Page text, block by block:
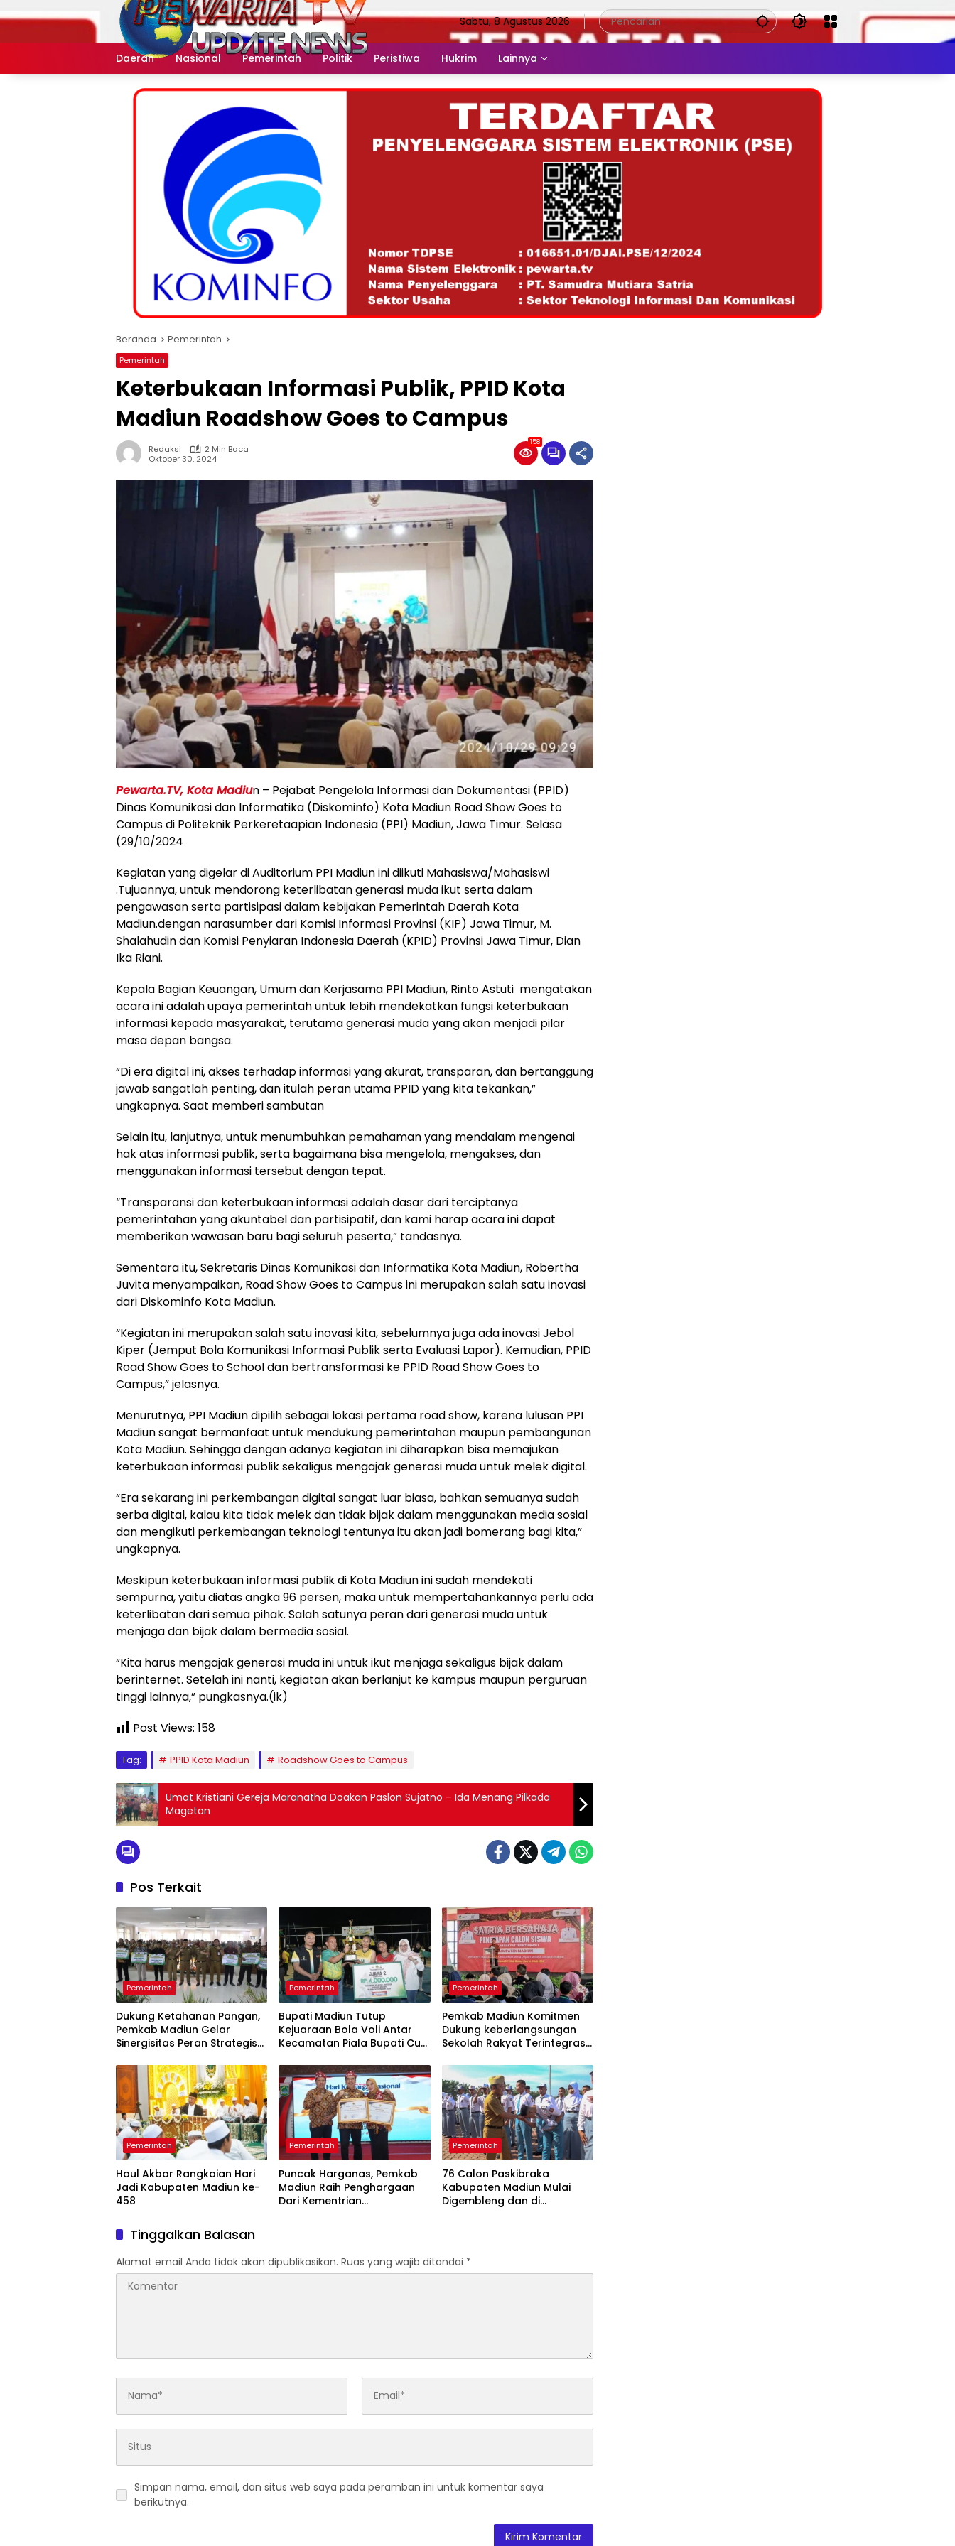
ke
Sabtu, 8 Agustus 2026
Daerah Nasional Pemerintah Politik Peristiwa Hukrim Lainnya
Beranda Pemerintah
Pemerintah
Keterbukaan Informasi Publik, PPID Kota
Madiun Roadshow Goes to Campus
Redaksi
2 Min Baca
Oktober 30, 2024
158
Pewarta.TV, Kota Madiun – Pejabat Pengelola Informasi dan Dokumentasi (PPID)
Dinas Komunikasi dan Informatika (Diskominfo) Kota Madiun Road Show Goes to
Campus di Politeknik Perkeretaapian Indonesia (PPI) Madiun, Jawa Timur. Selasa
(29/10/2024
Kegiatan yang digelar di Auditorium PPI Madiun ini diikuti Mahasiswa/Mahasiswi
.Tujuannya, untuk mendorong keterlibatan generasi muda ikut serta dalam
pengawasan serta partisipasi dalam kebijakan Pemerintah Daerah Kota
Madiun.dengan narasumber dari Komisi Informasi Provinsi (KIP) Jawa Timur, M.
Shalahudin dan Komisi Penyiaran Indonesia Daerah (KPID) Provinsi Jawa Timur, Dian
Ika Riani.
Kepala Bagian Keuangan, Umum dan Kerjasama PPI Madiun, Rinto Astuti mengatakan
acara ini adalah upaya pemerintah untuk lebih mendekatkan fungsi keterbukaan
informasi kepada masyarakat, terutama generasi muda yang akan menjadi pilar
masa depan bangsa.
“Di era digital ini, akses terhadap informasi yang akurat, transparan, dan bertanggung
jawab sangatlah penting, dan itulah peran utama PPID yang kita tekankan,”
ungkapnya. Saat memberi sambutan
Selain itu, lanjutnya, untuk menumbuhkan pemahaman yang mendalam mengenai
hak atas informasi publik, serta bagaimana bisa mengelola, mengakses, dan
menggunakan informasi tersebut dengan tepat.
“Transparansi dan keterbukaan informasi adalah dasar dari terciptanya
pemerintahan yang akuntabel dan partisipatif, dan kami harap acara ini dapat
memberikan wawasan baru bagi seluruh peserta,” tandasnya.
Sementara itu, Sekretaris Dinas Komunikasi dan Informatika Kota Madiun, Robertha
Juvita menyampaikan, Road Show Goes to Campus ini merupakan salah satu inovasi
dari Diskominfo Kota Madiun.
“Kegiatan ini merupakan salah satu inovasi kita, sebelumnya juga ada inovasi Jebol
Kiper (Jemput Bola Komunikasi Informasi Publik serta Evaluasi Lapor). Kemudian, PPID
Road Show Goes to School dan bertransformasi ke PPID Road Show Goes to
Campus,” jelasnya.
Menurutnya, PPI Madiun dipilih sebagai lokasi pertama road show, karena lulusan PPI
Madiun sangat bermanfaat untuk mendukung pemerintahan maupun pembangunan
Kota Madiun. Sehingga dengan adanya kegiatan ini diharapkan bisa memajukan
keterbukaan informasi publik sekaligus mengajak generasi muda untuk melek digital.
“Era sekarang ini perkembangan digital sangat luar biasa, bahkan semuanya sudah
serba digital, kalau kita tidak melek dan tidak bijak dalam menggunakan media sosial
dan mengikuti perkembangan teknologi tentunya itu akan jadi bomerang bagi kita,”
ungkapnya.
Meskipun keterbukaan informasi publik di Kota Madiun ini sudah mendekati
sempurna, yaitu diatas angka 96 persen, maka untuk mempertahankannya perlu ada
keterlibatan dari semua pihak. Salah satunya peran dari generasi muda untuk
menjaga dan bijak dalam bermedia sosial.
“Kita harus mengajak generasi muda ini untuk ikut menjaga sekaligus bijak dalam
berinternet. Setelah ini nanti, kegiatan akan berlanjut ke kampus maupun perguruan
tinggi lainnya,” pungkasnya.(ik)
Post Views: 158
Tag: PPID Kota Madiun Roadshow Goes to Campus
Umat Kristiani Gereja Maranatha Doakan Paslon Sujatno – Ida Menang Pilkada
Magetan
Pos Terkait
Pemerintah
Dukung Ketahanan Pangan,
Pemkab Madiun Gelar
Sinergisitas Peran Strategis
Pemerintah
Bupati Madiun Tutup
Kejuaraan Bola Voli Antar
Kecamatan Piala Bupati Cup
Pemerintah
Pemkab Madiun Komitmen
Dukung keberlangsungan
Sekolah Rakyat Terintegrasi
Pemerintah
Haul Akbar Rangkaian Hari
Jadi Kabupaten Madiun ke-
458
Pemerintah
Puncak Harganas, Pemkab
Madiun Raih Penghargaan
Dari Kementrian
Pemerintah
76 Calon Paskibraka
Kabupaten Madiun Mulai
Digembleng dan di
Tinggalkan Balasan
Alamat email Anda tidak akan dipublikasikan. Ruas yang wajib ditandai *
Simpan nama, email, dan situs web saya pada peramban ini untuk komentar saya
berikutnya.